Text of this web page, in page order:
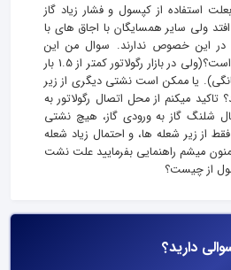
استفاده از کپسول و فشار زیاد گاز
ولی سایر همسایگان با اجاق های با
در این خصوص ندارند. سوال من این
است آیا مشکل از رگولاتور است؟(ولی در بازار رگولاتور کمتر از 1.5 بار
یا ممکن است نشتی دیگری از زیر
میکنم از محل اتصال رگولاتور به
شلنگ گاز به ورودی گاز، هیچ نشتی
از زیر شعله ها، و احتمال زیاد شعله
میشم راهنمایی بفرمایید علت نشت
از چیست؟
دارید؟